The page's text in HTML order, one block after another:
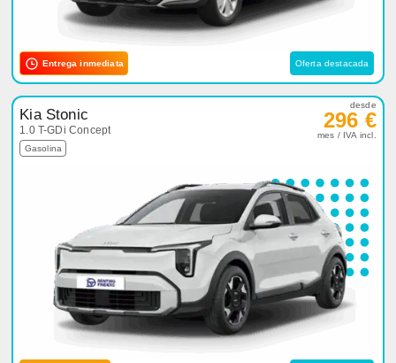
Entrega inmediata Oferta destacada
Kia Stonic
1.0 T-GDi Concept
Gasolina
desde
296 €
mes / IVA incl.